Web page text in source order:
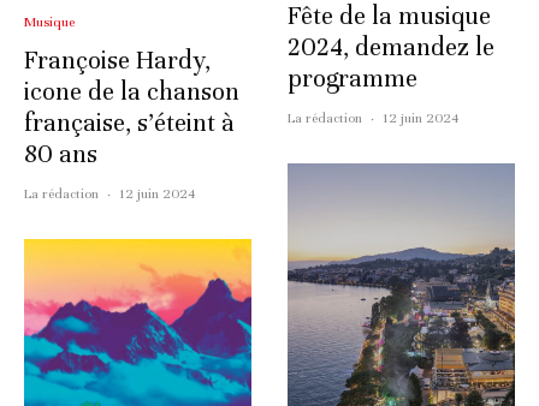
Musique
Françoise Hardy,
icone de la chanson
française, s’éteint à
80 ans
La rédaction · 12 juin 2024
Fête de la musique
2024, demandez le
programme
La rédaction · 12 juin 2024